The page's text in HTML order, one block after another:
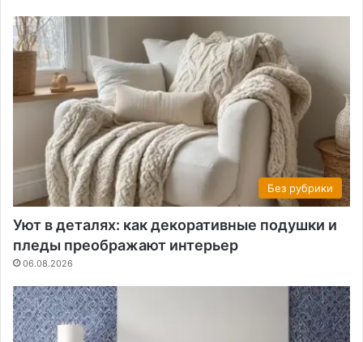
Без рубрики
Уют в деталях: как декоративные подушки и
пледы преображают интерьер
06.08.2026